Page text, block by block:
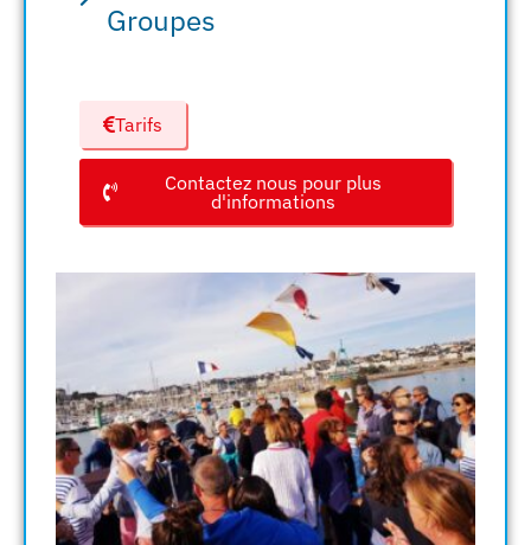
Groupes
Tarifs
Contactez nous pour plus
d'informations